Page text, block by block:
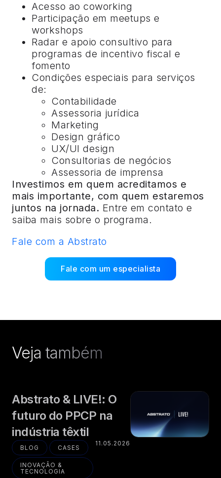
Acesso ao coworking
Participação em meetups e
workshops
Radar e apoio consultivo para
programas de incentivo fiscal e
fomento
Condições especiais para serviços
de:
Contabilidade
Assessoria jurídica
Marketing
Design gráfico
UX/UI design
Consultorias de negócios
Assessoria de imprensa
Investimos em quem acreditamos e
mais importante, com quem estaremos
juntos na jornada. Entre em contato e
saiba mais sobre o programa.
Fale com a Abstrato
Fale com um especialista
Veja também
Abstrato & LIVE!: O
futuro do PPCP na
indústria têxtil
BLOG CASES
INOVAÇÃO &
TECNOLOGIA
11.05.2026